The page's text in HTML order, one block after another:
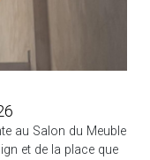
au Salon du Meuble
et de la place que